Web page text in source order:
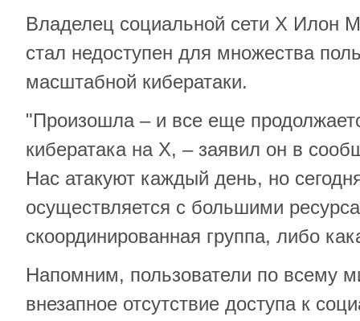
Владелец социальной сети Х Илон
стал недоступен для множества
масштабной кибератаки.
"Произошла – и все еще
кибератака на Х, – заявил он в
Нас атакуют каждый день, но
осуществляется с большими
скоординированная группа, либо
Напомним, пользователи по всему
внезапное отсутствие доступа к